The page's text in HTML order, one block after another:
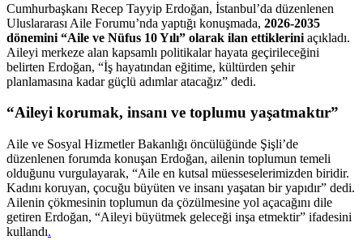
Cumhurbaşkanı Recep Tayyip Erdoğan, İstanbul’da düzenlenen
Uluslararası Aile Forumu’nda yaptığı konuşmada, 2026-2035
dönemini “Aile ve Nüfus 10 Yılı” olarak ilan ettiklerini açıkladı.
Aileyi merkeze alan kapsamlı politikalar hayata geçirileceğini
belirten Erdoğan, “İş hayatından eğitime, kültürden şehir
planlamasına kadar güçlü adımlar atacağız” dedi.
“Aileyi korumak, insanı ve toplumu yaşatmaktır”
Aile ve Sosyal Hizmetler Bakanlığı öncülüğünde Şişli’de
düzenlenen forumda konuşan Erdoğan, ailenin toplumun temeli
olduğunu vurgulayarak, “Aile en kutsal müesseselerimizden biridir.
Kadını koruyan, çocuğu büyüten ve insanı yaşatan bir yapıdır” dedi.
Ailenin çökmesinin toplumun da çözülmesine yol açacağını dile
getiren Erdoğan, “Aileyi büyütmek geleceği inşa etmektir” ifadesini
kullandı.